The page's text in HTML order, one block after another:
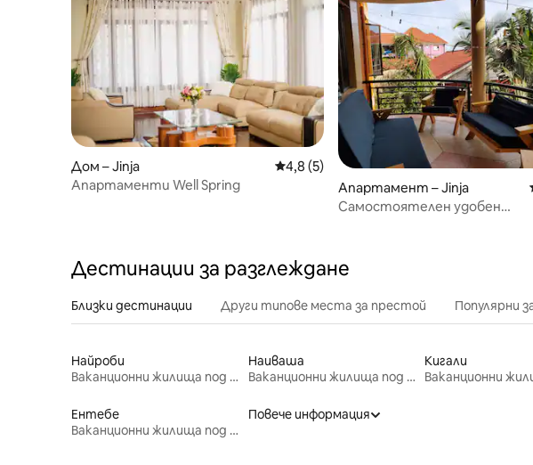
Дом – Jinja Средна оценка: 4,8 от 5, 5 отзива
4,8 (5)
Апартаменти Well Spring
Апартамент – Jinja
Самостоятелен удобен
Дестинации за разглеждане
Близки дестинации Други типове места за престой Популярни
Найроби
Ваканционни жилища под наем
Наиваша
Ваканционни жилища под наем
Кигали
Ентебе
Ваканционни жилища под наем
Повече информация